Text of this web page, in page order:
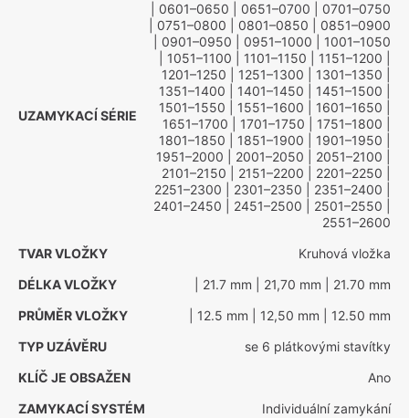
UZAMYKACÍ SÉRIE
| 0601–0650 | 0651–0700 | 0701–0750
| 0751–0800 | 0801–0850 | 0851–0900
| 0901–0950 | 0951–1000 | 1001–1050
| 1051–1100 | 1101–1150 | 1151–1200
1201–1250 | 1251–1300 | 1301–1350
1351–1400 | 1401–1450 | 1451–1500
1501–1550 | 1551–1600 | 1601–1650
1651–1700 | 1701–1750 | 1751–1800
1801–1850 | 1851–1900 | 1901–1950
1951–2000 | 2001–2050 | 2051–2100
2101–2150 | 2151–2200 | 2201–2250
2251–2300 | 2301–2350 | 2351–2400
2401–2450 | 2451–2500 | 2501–2550
2551–2600
TVAR VLOŽKY
Kruhová vložka
DÉLKA VLOŽKY
| 21.7 mm | 21,70 mm | 21.70 mm
PRŮMĚR VLOŽKY
| 12.5 mm | 12,50 mm | 12.50 mm
TYP UZÁVĚRU
se 6 plátkovými stavítky
KLÍČ JE OBSAŽEN
Ano
ZAMYKACÍ SYSTÉM
Individuální zamykání